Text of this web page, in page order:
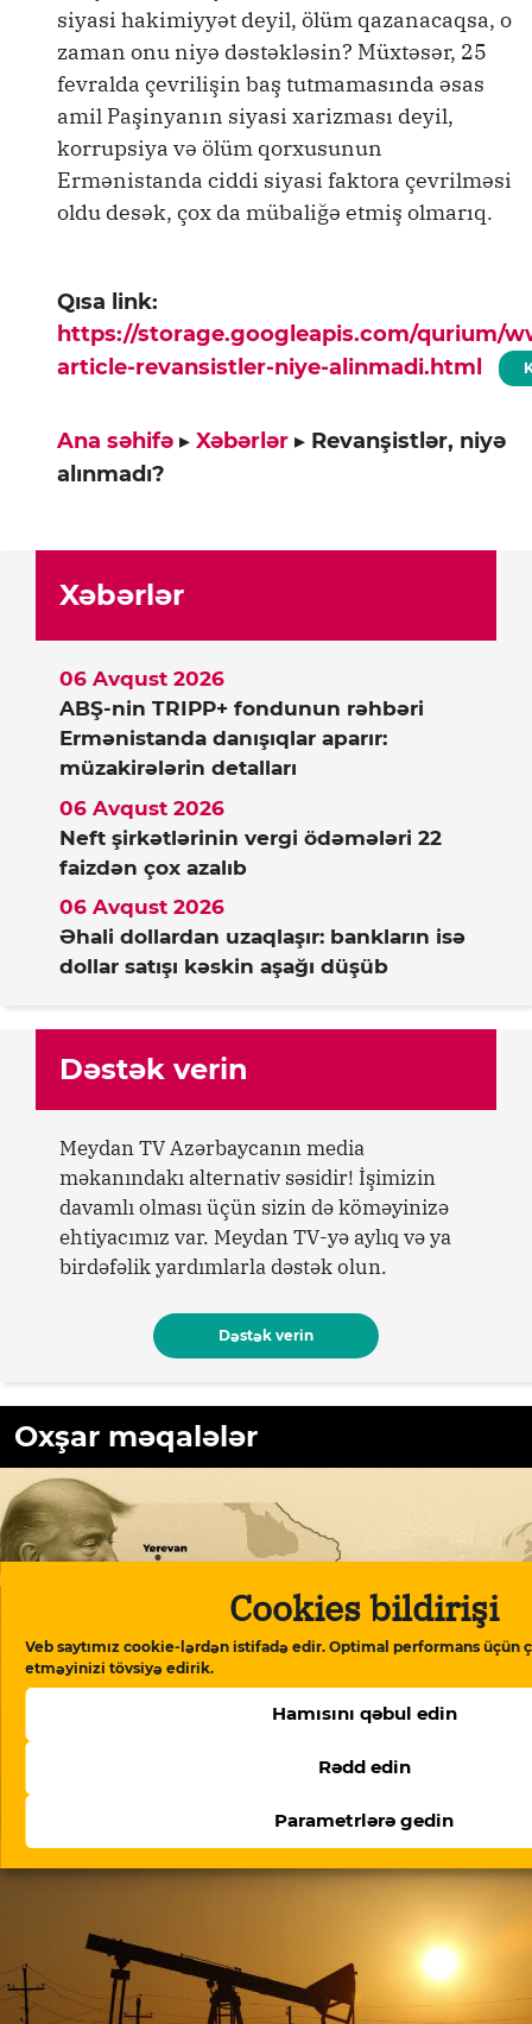
Cookies bildirişi
Veb saytımız cookie-lərdən istifadə edir. Optimal performans üçün
etməyinizi tövsiyə edirik.
Hamısını qəbul edin
Rədd edin
Parametrlərə gedin
siyasi hakimiyyət deyil, ölüm qazanacaqsa, o
zaman onu niyə dəstəkləsin? Müxtəsər, 25
fevralda çevrilişin baş tutmamasında əsas
amil Paşinyanın siyasi xarizması deyil,
korrupsiya və ölüm qorxusunun
Ermənistanda ciddi siyasi faktora çevrilməsi
oldu desək, çox da mübaliğə etmiş olmarıq.
Qısa link:
https://storage.googleapis.com/qurium/
article-revansistler-niye-alinmadi.html
Ana səhifə ▸ Xəbərlər ▸ Revanşistlər, niyə
alınmadı?
Xəbərlər
ABŞ-nin TRIPP+ fondunun rəhbəri
Ermənistanda danışıqlar aparır:
müzakirələrin detalları
06 Avqust 2026
Neft şirkətlərinin vergi ödəmələri 22
faizdən çox azalıb
06 Avqust 2026
Əhali dollardan uzaqlaşır: bankların isə
dollar satışı kəskin aşağı düşüb
06 Avqust 2026
Dəstək verin
Meydan TV Azərbaycanın media
məkanındakı alternativ səsidir! İşimizin
davamlı olması üçün sizin də köməyinizə
ehtiyacımız var. Meydan TV-yə aylıq və ya
birdəfəlik yardımlarla dəstək olun.
Dəstək verin
Oxşar məqalələr
ABŞ-nin TRIPP+ fondunun rəhbəri Ermənistanda
danışıqlar aparır: müzakirələrin detalları